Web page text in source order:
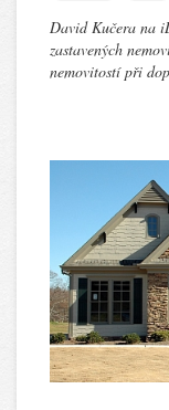
David Kučera na
zastavených
nemovitostí při